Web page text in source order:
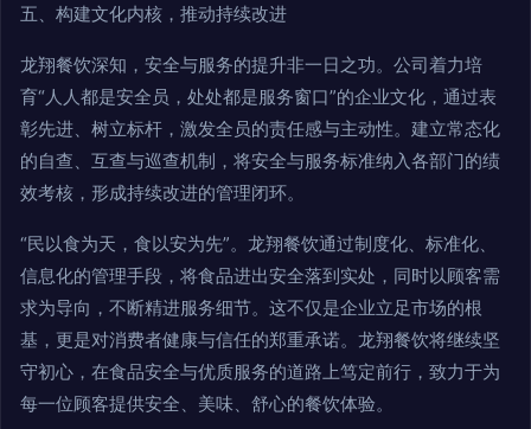
五、构建文化内核，推动持续改进
龙翔餐饮深知，安全与服务的提升非一日之功。公司着力培
育“人人都是安全员，处处都是服务窗口”的企业文化，通过表
彰先进、树立标杆，激发全员的责任感与主动性。建立常态化
的自查、互查与巡查机制，将安全与服务标准纳入各部门的绩
效考核，形成持续改进的管理闭环。
“民以食为天，食以安为先”。龙翔餐饮通过制度化、标准化、
信息化的管理手段，将食品进出安全落到实处，同时以顾客需
求为导向，不断精进服务细节。这不仅是企业立足市场的根
基，更是对消费者健康与信任的郑重承诺。龙翔餐饮将继续坚
守初心，在食品安全与优质服务的道路上笃定前行，致力于为
每一位顾客提供安全、美味、舒心的餐饮体验。